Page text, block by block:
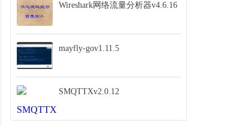
Wireshark网络流量分析器v4.6.16
mayfly-gov1.11.5
SMQTTXv2.0.12